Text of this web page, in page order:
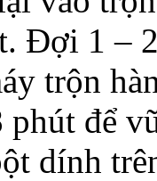
Đợi 1 –
trộn
để
dính